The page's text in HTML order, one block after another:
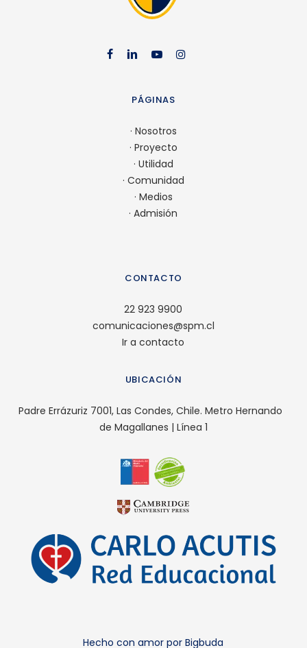
facebook
linkedin
youtube
PÁGINAS
· Nosotros
· Proyecto
· Utilidad
· Comunidad
· Medios
·Admisión
CONTACTO
22 923 9900
comunicaciones@spm.cl
Ir a contacto
UBICACIÓN
Padre Errázuriz 7001, Las Condes, Chile. Metro Hernando
de Magallanes | Línea 1
Hecho con amor por Bigbuda